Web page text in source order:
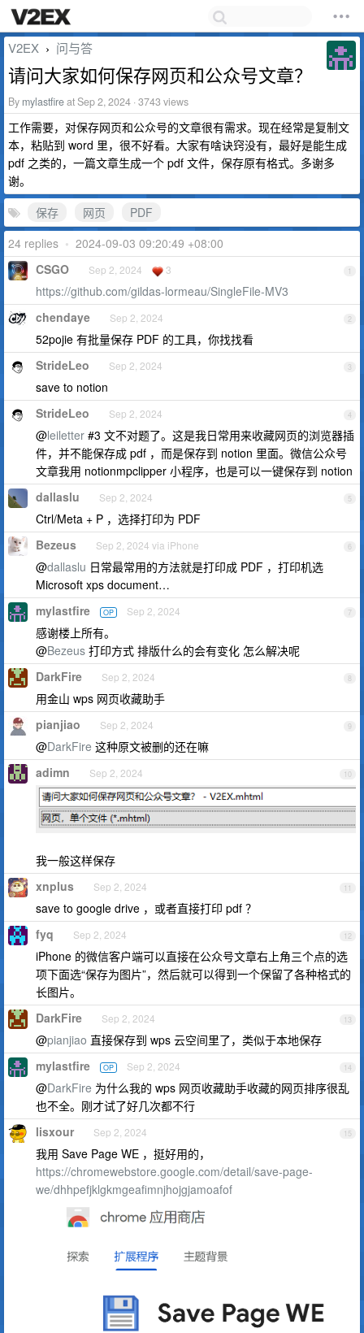
V2EX › 问与答
请问大家如何保存网页和公众号文章？
By mylastfireat Sep 2, 2024 · 3743 views
工作需要，对保存网页和公众号的文章很有需求。现在经常是复制文
本，粘贴到 word 里，很不好看。大家有啥诀窍没有，最好是能生成
pdf 之类的，一篇文章生成一个 pdf 文件，保存原有格式。多谢多
谢。
保存
网页
PDF
24 replies • 2024-09-03 09:20:49 +08:00
1
CSGO Sep 2, 2024 3
https://github.com/gildas-lormeau/SingleFile-MV3
2
chendaye Sep 2, 2024
52pojie 有批量保存 PDF 的工具，你找找看
3
StrideLeo Sep 2, 2024
save to notion
4
StrideLeo Sep 2, 2024
@leiletter #3 文不对题了。这是我日常用来收藏网页的浏览器插
件，并不能保存成 pdf ，而是保存到 notion 里面。微信公众号
文章我用 notionmpclipper 小程序，也是可以一键保存到 notion
5
dallaslu Sep 2, 2024
Ctrl/Meta + P ，选择打印为 PDF
6
Bezeus Sep 2, 2024 via iPhone
@dallaslu 日常最常用的方法就是打印成 PDF ，打印机选
Microsoft xps document…
7
mylastfire OP Sep 2, 2024
感谢楼上所有。
@Bezeus 打印方式 排版什么的会有变化 怎么解决呢
8
DarkFire Sep 2, 2024
用金山 wps 网页收藏助手
9
pianjiao Sep 2, 2024
@DarkFire 这种原文被删的还在嘛
10
adimn Sep 2, 2024
我一般这样保存
11
xnplus Sep 2, 2024
save to google drive ，或者直接打印 pdf ？
12
fyq Sep 2, 2024
iPhone 的微信客户端可以直接在公众号文章右上角三个点的选
项下面选“保存为图片”，然后就可以得到一个保留了各种格式的
长图片。
13
DarkFire Sep 2, 2024
@pianjiao 直接保存到 wps 云空间里了，类似于本地保存
14
mylastfire OP Sep 2, 2024
@DarkFire 为什么我的 wps 网页收藏助手收藏的网页排序很乱
也不全。刚才试了好几次都不行
15
lisxour Sep 2, 2024
我用 Save Page WE ，挺好用的，
https://chromewebstore.google.com/detail/save-page-
we/dhhpefjklgkmgeafimnjhojgjamoafof